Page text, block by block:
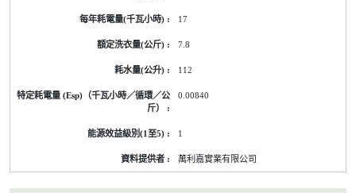
17
7.8
112
0.00840
1
萬利嘉實業有限公司